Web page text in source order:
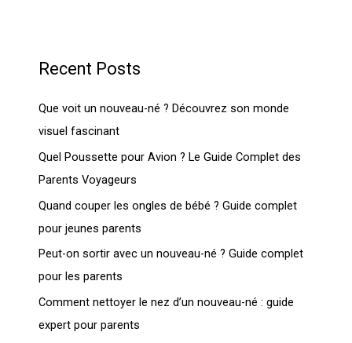
Recent Posts
Que voit un nouveau-né ? Découvrez son monde
visuel fascinant
Quel Poussette pour Avion ? Le Guide Complet des
Parents Voyageurs
Quand couper les ongles de bébé ? Guide complet
pour jeunes parents
Peut-on sortir avec un nouveau-né ? Guide complet
pour les parents
Comment nettoyer le nez d’un nouveau-né : guide
expert pour parents